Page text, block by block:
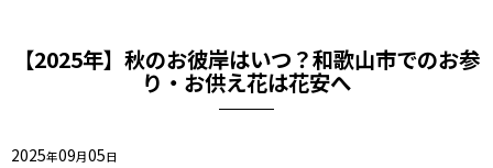
【2025年】秋のお彼岸はいつ？和歌山市でのお参
り・お供え花は花安へ
2025年09月05日